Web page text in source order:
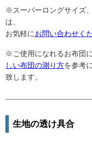
※スーパーロングサイズ
は、
お気軽にお問い合わせく
※ご使用になれるお布団
しい布団の測り方を参考
致します。
生地の透け具合